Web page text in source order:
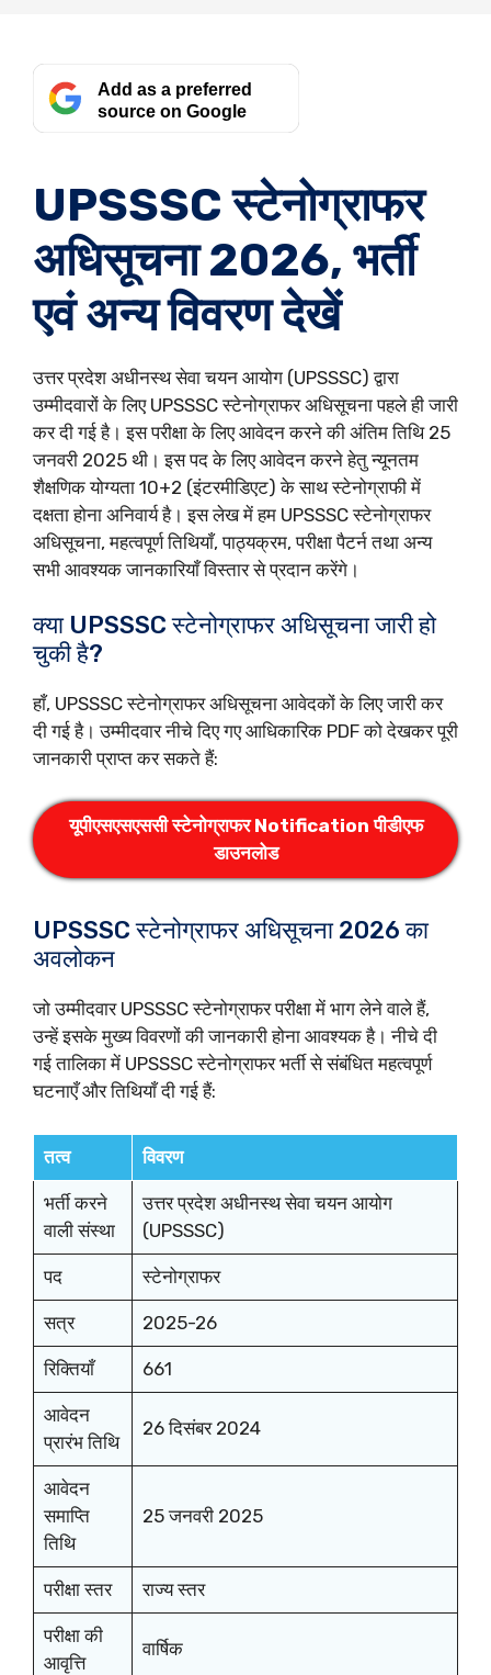
Add as a preferred
source on Google
UPSSSC स्टेनोग्राफर
अधिसूचना 2026, भर्ती
एवं अन्य विवरण देखें
उत्तर प्रदेश अधीनस्थ सेवा चयन आयोग (UPSSSC) द्वारा
उम्मीदवारों के लिए UPSSSC स्टेनोग्राफर अधिसूचना पहले ही जारी
कर दी गई है। इस परीक्षा के लिए आवेदन करने की अंतिम तिथि 25
जनवरी 2025 थी। इस पद के लिए आवेदन करने हेतु न्यूनतम
शैक्षणिक योग्यता 10+2 (इंटरमीडिएट) के साथ स्टेनोग्राफी में
दक्षता होना अनिवार्य है। इस लेख में हम UPSSSC स्टेनोग्राफर
अधिसूचना, महत्वपूर्ण तिथियाँ, पाठ्यक्रम, परीक्षा पैटर्न तथा अन्य
सभी आवश्यक जानकारियाँ विस्तार से प्रदान करेंगे।
क्या UPSSSC स्टेनोग्राफर अधिसूचना जारी हो
चुकी है?
हाँ, UPSSSC स्टेनोग्राफर अधिसूचना आवेदकों के लिए जारी कर
दी गई है। उम्मीदवार नीचे दिए गए आधिकारिक PDF को देखकर पूरी
जानकारी प्राप्त कर सकते हैं:
यूपीएसएसएससी स्टेनोग्राफर Notification पीडीएफ
डाउनलोड
UPSSSC स्टेनोग्राफर अधिसूचना 2026 का
अवलोकन
जो उम्मीदवार UPSSSC स्टेनोग्राफर परीक्षा में भाग लेने वाले हैं,
उन्हें इसके मुख्य विवरणों की जानकारी होना आवश्यक है। नीचे दी
गई तालिका में UPSSSC स्टेनोग्राफर भर्ती से संबंधित महत्वपूर्ण
घटनाएँ और तिथियाँ दी गई हैं:
तत्व विवरण
भर्ती करने
वाली संस्था
उत्तर प्रदेश अधीनस्थ सेवा चयन आयोग
(UPSSSC)
पद स्टेनोग्राफर
सत्र 2025-26
रिक्तियाँ 661
आवेदन
प्रारंभ तिथि
26 दिसंबर 2024
आवेदन
समाप्ति
तिथि
25 जनवरी 2025
परीक्षा स्तर राज्य स्तर
परीक्षा की
आवृत्ति
वार्षिक